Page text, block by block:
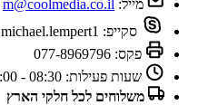
מייל: m@coolmedia.co.il
סקייפ: michael.lempert1
פקס: 077-8969796
שעות פעילות: 08:30 - 17:00
משלוחים לכל חלקי הארץ